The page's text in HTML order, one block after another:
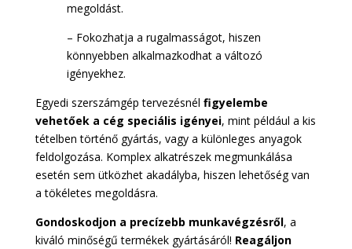
megoldást.
– Fokozhatja a rugalmasságot, hiszen
könnyebben alkalmazkodhat a változó
igényekhez.
Egyedi szerszámgép tervezésnél figyelembe
vehetőek a cég speciális igényei, mint például a kis
tételben történő gyártás, vagy a különleges anyagok
feldolgozása. Komplex alkatrészek megmunkálása
esetén sem ütközhet akadályba, hiszen lehetőség van
a tökéletes megoldásra.
Gondoskodjon a precízebb munkavégzésről, a
kiváló minőségű termékek gyártásáról! Reagáljon